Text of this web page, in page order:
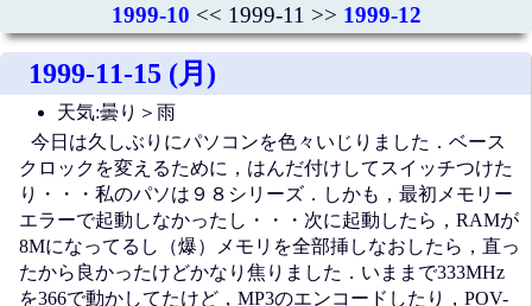
1999-10 << 1999-11 >> 1999-12
1999-11-15 (月)
天気:曇り＞雨
今日は久しぶりにパソコンを色々いじりました．ベース
クロックを変えるために，はんだ付けしてスイッチつけた
り・・・私のパソは９８シリーズ．しかも，最初メモリー
エラーで起動しなかったし・・・次に起動したら，RAMが
8Mになってるし（爆）メモリを全部挿しなおしたら，直っ
たから良かったけどかなり焦りました．いままで333MHz
を366で動かしてたけど，MP3のエンコードしたり，POV-